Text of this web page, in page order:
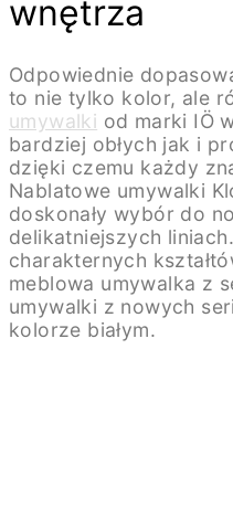
wnętrza
Odpowiednie
to nie tylko kolor, ale
umywalki od marki IÖ
bardziej obłych jak i
dzięki czemu każdy
Nablatowe umywalki
doskonały wybór do
delikatniejszych
charakternych
meblowa umywalka z
umywalki z nowych
kolorze białym.